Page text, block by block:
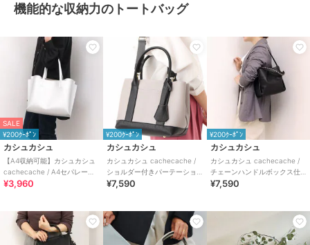
機能的な収納力のトートバッグ
SALE
¥200ｸｰﾎﾟﾝ
カシュカシュ
【A4収納可能】カシュカシュ
cachecache / A4セパレート
パーテーショントート
¥3,960
¥200ｸｰﾎﾟﾝ
カシュカシュ
カシュカシュ cachecache /
ショルダー付きパーテーショ
ン合成皮革トート
¥7,590
¥200ｸｰﾎﾟﾝ
カシュカシュ
カシュカシュ cachecache /
チェーンハンドルボックス仕
切りバッグ
¥7,590